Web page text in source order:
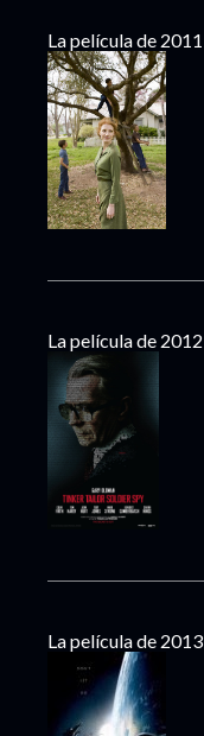
La película de 2011
La película de 2012
La película de 2013